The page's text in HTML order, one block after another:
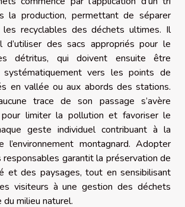
la production, permettant de séparer
les recyclables des déchets ultimes. Il
d’utiliser des sacs appropriés pour le
détritus, qui doivent ensuite être
systématiquement vers les points de
en vallée ou aux abords des stations.
trace de son passage s’avère
pour limiter la pollution et favoriser le
geste individuel contribuant à la
l’environnement montagnard. Adopter
responsables garantit la préservation de
et des paysages, tout en sensibilisant
visiteurs à une gestion des déchets
milieu naturel.